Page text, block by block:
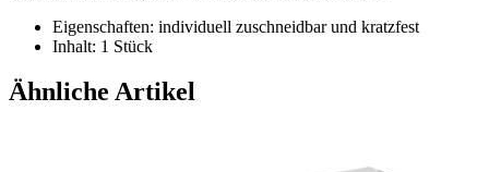
Eigenschaften: individuell zuschneidbar und kratzfest
Inhalt: 1 Stück
Ähnliche Artikel